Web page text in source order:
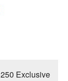
Exclusive